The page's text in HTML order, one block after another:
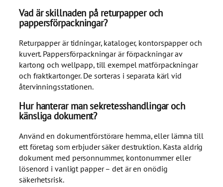
Vad är skillnaden på returpapper och
pappersförpackningar?
Returpapper är tidningar, kataloger, kontorspapper och
kuvert. Pappersförpackningar är förpackningar av
kartong och wellpapp, till exempel matförpackningar
och fraktkartonger. De sorteras i separata kärl vid
återvinningsstationen.
Hur hanterar man sekretesshandlingar och
känsliga dokument?
Använd en dokumentförstörare hemma, eller lämna till
ett företag som erbjuder säker destruktion. Kasta aldrig
dokument med personnummer, kontonummer eller
lösenord i vanligt papper – det är en onödig
säkerhetsrisk.